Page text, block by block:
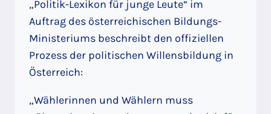
„Politik-Lexikon für junge Leute“ im
Auftrag des österreichischen Bildungs-
Ministeriums beschreibt den offiziellen
Prozess der politischen Willensbildung in
Österreich:
„Wählerinnen und Wählern muss